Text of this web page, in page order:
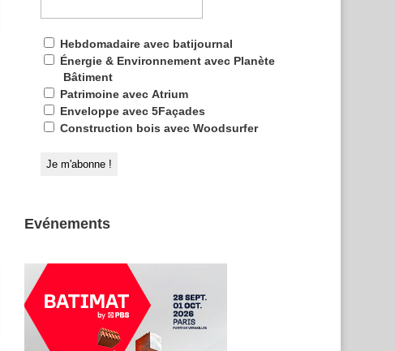
Hebdomadaire avec batijournal
Énergie & Environnement avec Planète
Bâtiment
Patrimoine avec Atrium
Enveloppe avec 5Façades
Construction bois avec Woodsurfer
Evénements